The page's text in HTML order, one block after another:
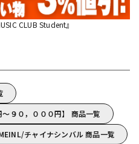
CLUB Student』
９０，０００円】 商品一覧
チャイナシンバル 商品一覧